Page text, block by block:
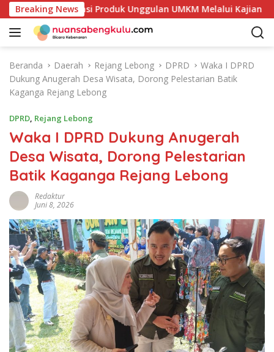
a
Breaking News
Potensi Produk Unggulan UMKM Melalui Kajian Bank
Beranda Daerah Rejang Lebong DPRD
Waka I DPRD
Dukung Anugerah Desa Wisata, Dorong Pelestarian Batik
Kaganga Rejang Lebong
DPRD, Rejang Lebong
Waka I DPRD Dukung Anugerah
Desa Wisata, Dorong Pelestarian
Batik Kaganga Rejang Lebong
Redaktur
Juni 8, 2026